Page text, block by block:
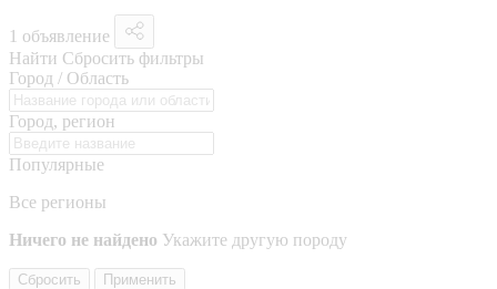
1 объявление
Найти Сбросить фильтры
Город / Область
Город, регион
Популярные
Все регионы
Ничего не найдено Укажите другую породу
Сбросить Применить